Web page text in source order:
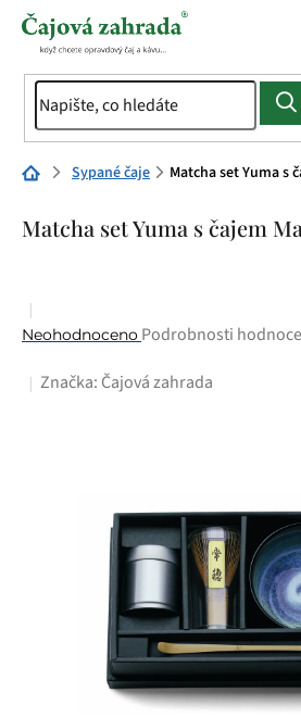
Přejít
Domů Sypané čaje Matcha set Yuma s
Matcha set Yuma s čajem
Průměrné
produktu
Neohodnoceno Podrobnosti
Značka: Čajová zahrada